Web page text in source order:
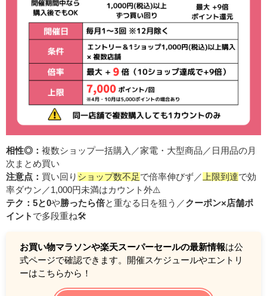
相性◎： 複数ショップ一括購入／家電・大型商品／日用品の月
次まとめ買い
注意点： 買い回り ショップ数不足 で倍率伸びず／ 上限到達で効
率ダウン／1,000円未満はカウント外⚠️
テク： 5と0や 勝ったら倍 と重なる日を狙う／ クーポン×店舗ポ
イント で多段重ね🛠️
お買い物マラソンや楽天スーパーセールの最新情報は公
式ページで確認できます。開催スケジュールやエントリ
ーはこちらから！